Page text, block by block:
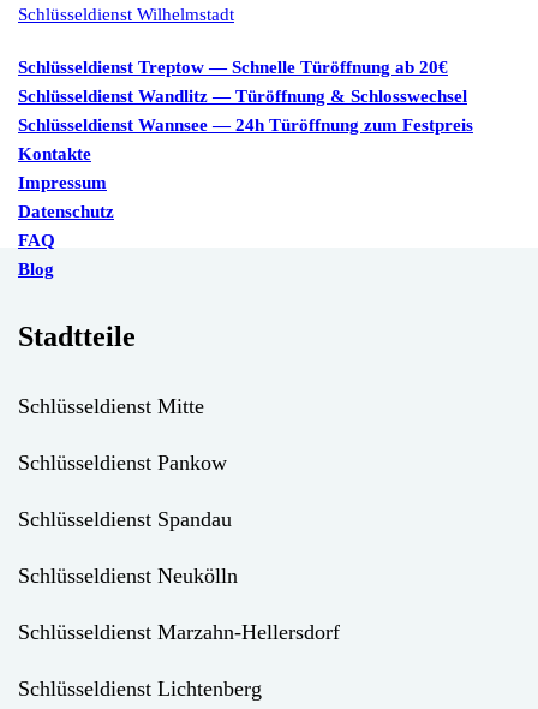
Schlüsseldienst Wilhelmstadt
Schlüsseldienst Treptow — Schnelle Türöffnung ab 20€
Schlüsseldienst Wandlitz — Türöffnung & Schlosswechsel
Schlüsseldienst Wannsee — 24h Türöffnung zum Festpreis
Kontakte
Impressum
Datenschutz
FAQ
Blog
Stadtteile
Schlüsseldienst Mitte
Schlüsseldienst Pankow
Schlüsseldienst Spandau
Schlüsseldienst Neukölln
Schlüsseldienst Marzahn-Hellersdorf
Schlüsseldienst Lichtenberg